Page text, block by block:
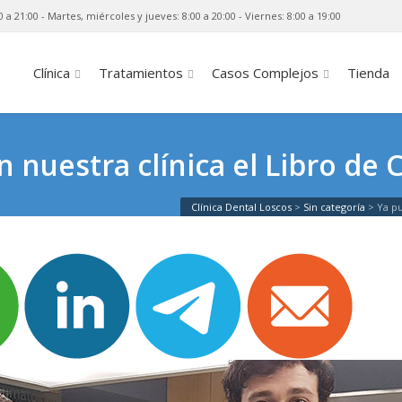
a 21:00 - Martes, miércoles y jueves: 8:00 a 20:00 - Viernes: 8:00 a 19:00
Clínica Tratamientos Casos Complejos Tienda
nuestra clínica el Libro de
Clínica Dental Loscos > Sin categoría > Ya